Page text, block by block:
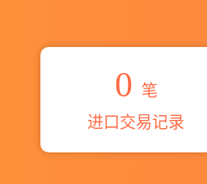
0 笔
进口交易记录